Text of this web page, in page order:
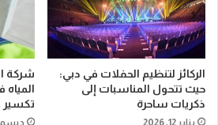
الركائز لتنظيم الحفلات في دبي:
حيث تتحول المناسبات إلى
ذكريات ساحرة
يناير 12, 2026
شركة
ديسمبر 28,